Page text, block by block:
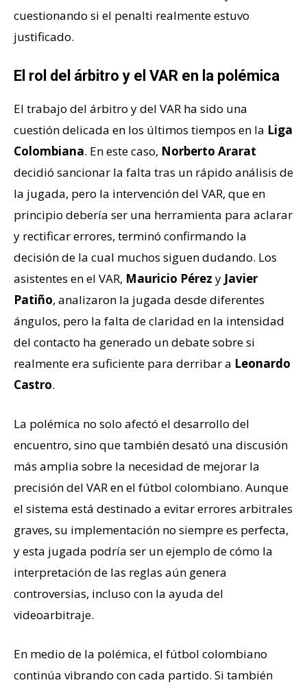
cuestionando si el penalti realmente estuvo
justificado.
El rol del árbitro y el VAR en la polémica
El trabajo del árbitro y del VAR ha sido una
cuestión delicada en los últimos tiempos en la Liga
Colombiana. En este caso, Norberto Ararat
decidió sancionar la falta tras un rápido análisis de
la jugada, pero la intervención del VAR, que en
principio debería ser una herramienta para aclarar
y rectificar errores, terminó confirmando la
decisión de la cual muchos siguen dudando. Los
asistentes en el VAR, Mauricio Pérez y Javier
Patiño, analizaron la jugada desde diferentes
ángulos, pero la falta de claridad en la intensidad
del contacto ha generado un debate sobre si
realmente era suficiente para derribar a Leonardo
Castro.
La polémica no solo afectó el desarrollo del
encuentro, sino que también desató una discusión
más amplia sobre la necesidad de mejorar la
precisión del VAR en el fútbol colombiano. Aunque
el sistema está destinado a evitar errores arbitrales
graves, su implementación no siempre es perfecta,
y esta jugada podría ser un ejemplo de cómo la
interpretación de las reglas aún genera
controversias, incluso con la ayuda del
videoarbitraje.
En medio de la polémica, el fútbol colombiano
continúa vibrando con cada partido. Si también